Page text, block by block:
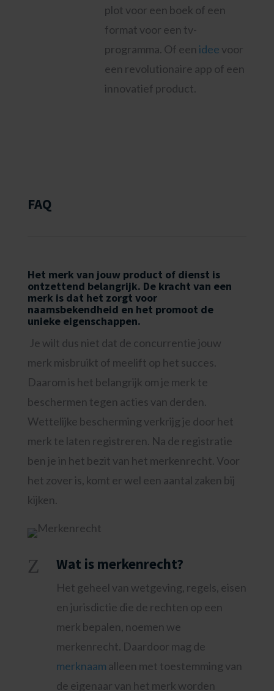
plot voor een boek of een
format voor een tv-
programma. Of een idee voor
een revolutionaire app of een
innovatief product.
FAQ
Het merk van jouw product of dienst is
ontzettend belangrijk. De kracht van een
merk is dat het zorgt voor
naamsbekendheid en het promoot de
unieke eigenschappen.
Je wilt dus niet dat de concurrentie jouw
merk misbruikt of meelift op het succes.
Daarom is het belangrijk om je merk te
beschermen tegen acties van derden.
Wettelijke bescherming verkrijg je door het
merk te laten registreren. Na de registratie
ben je in het bezit van het merkenrecht. Voor
het zover is, komt er wel een aantal zaken bij
kijken.
Z Wat is merkenrecht?
Het geheel van wetgeving, regels, eisen
en jurisdictie die de rechten op een
merk bepalen, noemen we
merkenrecht. Daardoor mag de
merknaam alleen met toestemming van
de eigenaar van het merk worden